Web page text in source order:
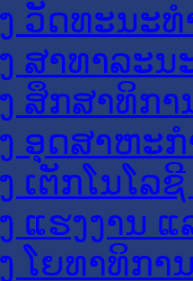
ວັດທະນະ
ສາທາລະນ
ສຶກສາທິກາ
ອຸດສາຫະ
ເຕັກໂນໂລ
ແຮງງານ
ໂຍທາທິກາ